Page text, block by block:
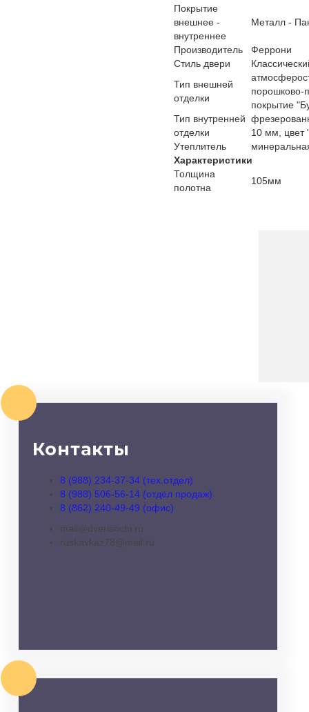
Покрытие
внешнее -
внутреннее
Металл -
Производитель
Феррони
Стиль двери
Тип внешней
отделки
порошково-
покрытие
Тип внутренней
отделки
10 мм, цвет
Утеплитель
Характеристики
Толщина
полотна
105мм
Контакты
8 (988) 234-37-34 (тех.отдел)
8 (988) 506-56-14 (отдел продаж)
8 (862) 240-49-49 (офис)
mail@dverisochi.ru
ruskavkaz78@mail.ru